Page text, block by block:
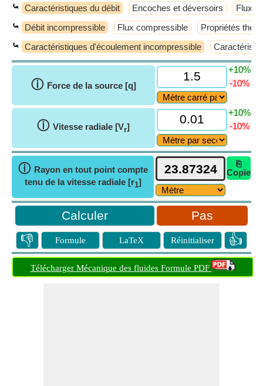
⤿ Caractéristiques du débit Encoches et déversoirs Flux
⤿ Débit incompressible Flux compressible Propriétés
⤿ Caractéristiques d'écoulement incompressible
ⓘ Force de la source [q]
+10%
-10%
ⓘ Vitesse radiale [Vr]
+10%
-10%
ⓘ Rayon en tout point compte
tenu de la vitesse radiale [r1]
⎘
Copie
Pas
👎 Formule LaTeX Réinitialiser 👍
Télécharger Mécanique des fluides Formule PDF